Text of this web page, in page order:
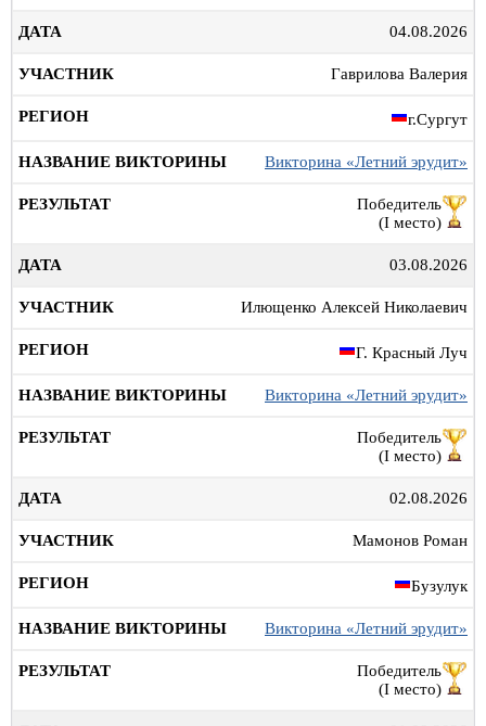
04.08.2026
Гаврилова Валерия
г.Сургут
Викторина «Летний эрудит»
Победитель
(I место)
03.08.2026
Илющенко Алексей Николаевич
Г. Красный Луч
Викторина «Летний эрудит»
Победитель
(I место)
02.08.2026
Мамонов Роман
Бузулук
Викторина «Летний эрудит»
Победитель
(I место)